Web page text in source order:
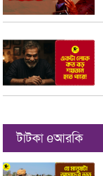
টাটকা eআরকি